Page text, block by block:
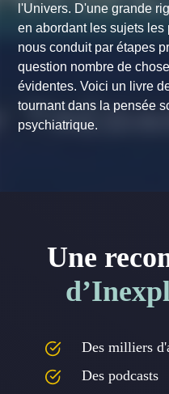
l'Univers. D'une grande
en abordant les sujets
nous conduit par étapes
question nombre de
évidentes. Voici un livre
tournant dans la pensée
psychiatrique.
Une
Des milliers
Des podcasts